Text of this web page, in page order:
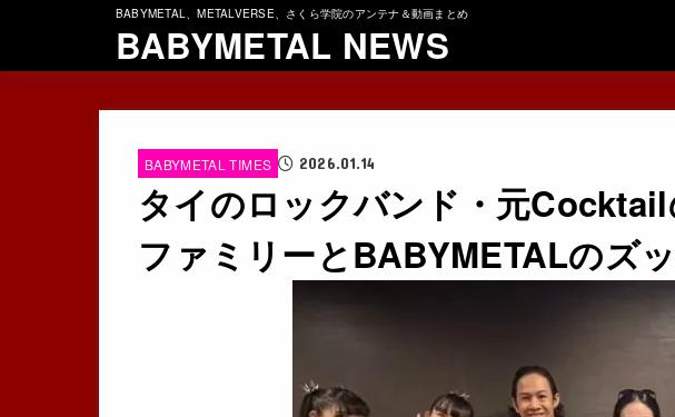
BABYMETAL、METALVERSE、さくら学院のアンテナ＆動画まとめ
BABYMETAL NEWS
BABYMETAL TIMES 2026.01.14
タイのロックバンド・元
ファミリーとBABYMETALのズ